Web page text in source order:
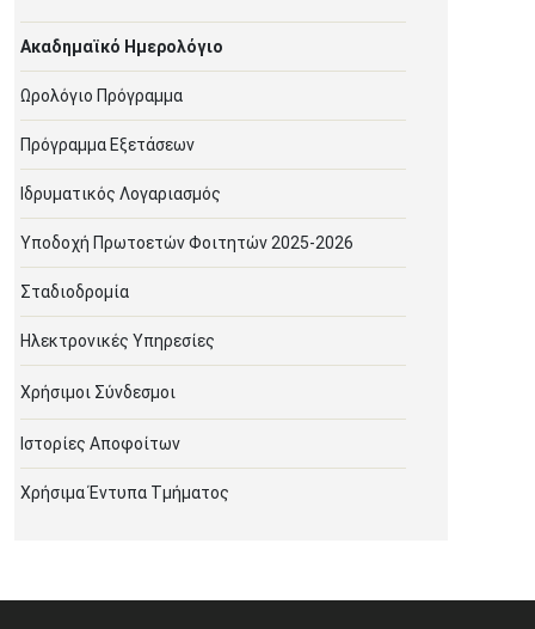
Ακαδημαϊκό Ημερολόγιο
Ωρολόγιο Πρόγραμμα
Πρόγραμμα Εξετάσεων
Ιδρυματικός Λογαριασμός
Υποδοχή Πρωτοετών Φοιτητών 2025-2026
Σταδιοδρομία
Ηλεκτρονικές Υπηρεσίες
Χρήσιμοι Σύνδεσμοι
Ιστορίες Αποφοίτων
Χρήσιμα Έντυπα Τμήματος